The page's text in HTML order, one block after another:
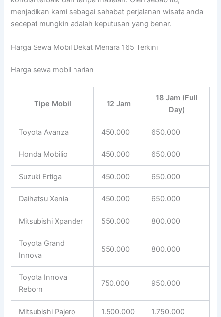
menjadikan kami sebagai sahabat perjalanan wisata anda
secepat mungkin adalah keputusan yang benar.
Harga Sewa Mobil Dekat Menara 165 Terkini
Harga sewa mobil harian
Tipe Mobil 12 Jam
18 Jam (Full
Day)
Toyota Avanza 450.000 650.000
Honda Mobilio 450.000 650.000
Suzuki Ertiga 450.000 650.000
Daihatsu Xenia 450.000 650.000
Mitsubishi Xpander 550.000 800.000
Toyota Grand
Innova
550.000 800.000
Toyota Innova
Reborn
750.000 950.000
Mitsubishi Pajero 1.500.000 1.750.000